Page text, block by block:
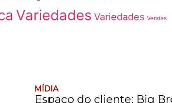
Variedades Variedades Vendas
MÍDIA
Espaço do cliente: Big